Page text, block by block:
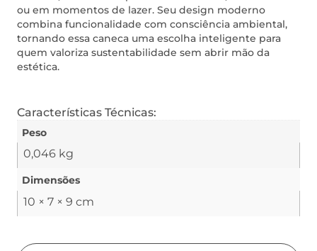
ou em momentos de lazer. Seu design moderno
combina funcionalidade com consciência ambiental,
tornando essa caneca uma escolha inteligente para
quem valoriza sustentabilidade sem abrir mão da
estética.
Características Técnicas:
Peso
0,046 kg
Dimensões
10 × 7 × 9 cm